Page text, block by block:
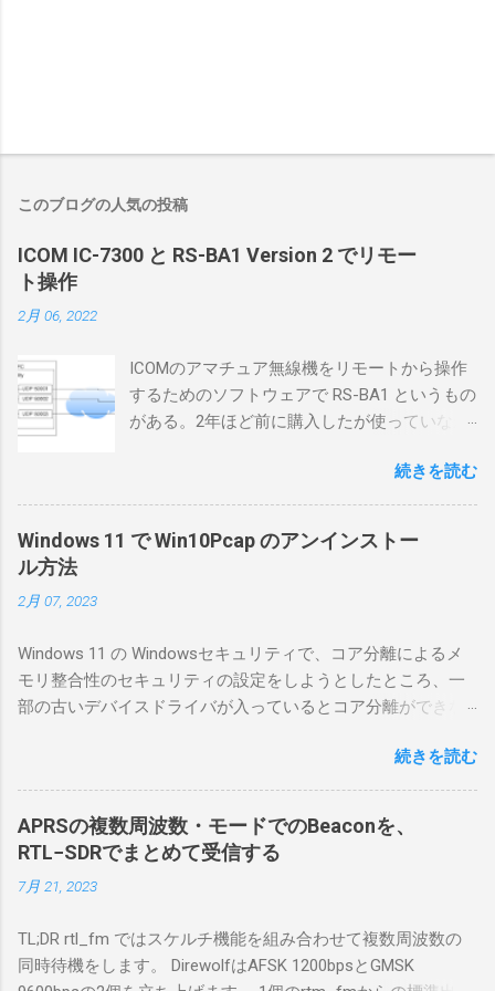
このブログの人気の投稿
ICOM IC-7300 と RS-BA1 Version 2 でリモー
ト操作
2月 06, 2022
ICOMのアマチュア無線機をリモートから操作
するためのソフトウェアで RS-BA1 というもの
がある。2年ほど前に購入したが使っていなか
としているので、リモートから操作できる無
線局構築のために、真面目に使ってみること
にした。 市販のソフトウェアだから簡単に動
くだろうと思ったのだが、ちっともそんなに
合は、下記のこれらものが必要である ICOMの
無線機。 今回は私が持っているIC-7300を使
う。 無線機側(サーバ側) のWindows PC。 今
を入れて使っている。 TPMとか入っているの
でBitLockerのDisk暗号化もでき、遠隔地で盗難
にあってもデータ流出の危険性が少ないかな
と思って。 操作側 (クライアント側) の
を使った交信を行うならば、相応なマイクな
ど。 そして、リモート操作を行うソフトウェ
アであるRS-BA1。 RS-BA1はサーバ側・クラ
続きを読む
Windows 11 で Win10Pcap のアンインストー
ル方法
2月 07, 2023
Windows 11 の Windowsセキュリティで、コア分離によるメ
モリ整合性のセキュリティの設定をしようとしたところ、一
部の古いデバイスドライバが入っているとコア分離ができな
で利用する Win10Pcap.sys が入っているためにコア分離がで
きないとエラーが出ておりました。 アンインストールのプロ
グラムなどを走らせてもアンインストールできなかったの
で、どのように実行すればよいのか調べながら実施しまし
た。結論としては pnputil というコマンドを用いればよかった
です。 まずは管理者権限でTerminalを実行します。
PowerShellが起動しました。 適当なファイルに、現在インス
トールされているドライバを書き出す。 pnputil /enum-
続きを読む
APRSの複数周波数・モードでのBeaconを、
RTL−SDRでまとめて受信する
7月 21, 2023
TL;DR rtl_fm ではスケルチ機能を組み合わせて複数周波数の
同時待機をします。 DirewolfはAFSK 1200bpsとGMSK